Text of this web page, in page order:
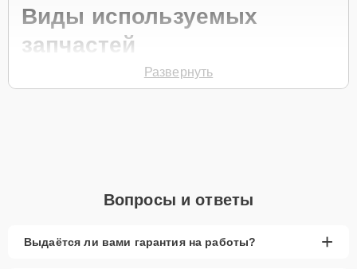
Виды используемых
запчастей
Для ремонта посудомоечной машины модели LVFABPB
активное использование устройства дольше
запчастей.
Развернуть
Вопросы и ответы
Выдаётся ли вами гарантия на работы? +